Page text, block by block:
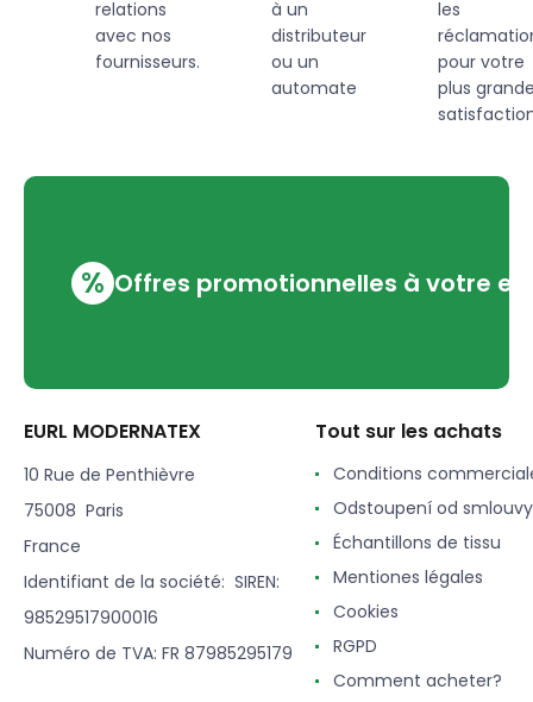
relations
avec nos
fournisseurs.
à un
distributeur
ou un
automate
les
pour votre
plus
% Offres promotionnelles à votre
EURL MODERNATEX
10 Rue de Penthièvre
75008 Paris
France
Identifiant de la société: SIREN:
98529517900016
Numéro de TVA: FR 87985295179
Tout sur les achats
Conditions
Odstoupení od smlouvy
Échantillons de tissu
Mentiones légales
Cookies
RGPD
Comment acheter?